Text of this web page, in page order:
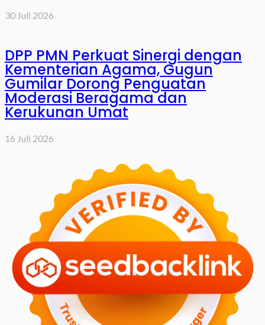
30 Juli 2026
DPP PMN Perkuat Sinergi dengan
Kementerian Agama, Gugun
Gumilar Dorong Penguatan
Moderasi Beragama dan
Kerukunan Umat
16 Juli 2026